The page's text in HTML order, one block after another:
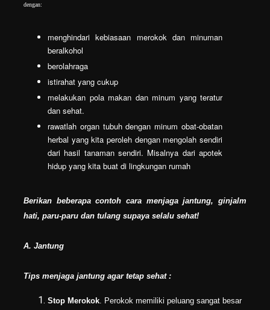
dengan:
menghindari kebiasaan merokok dan minuman
beralkohol
berolahraga
istirahat yang cukup
melakukan pola makan dan minum yang teratur
dan sehat.
rawatlah organ tubuh dengan minum obat-obatan
herbal yang kita peroleh dengan mengolah sendiri
dari hasil tanaman sendiri. Misalnya dari apotek
hidup yang kita buat di lingkungan rumah
Berikan beberapa contoh cara menjaga jantung, ginjalm
hati, paru-paru dan tulang supaya selalu sehat!
A. Jantung
Tips menjaga jantung agar tetap sehat :
Stop Merokok. Perokok memiliki peluang sangat besar